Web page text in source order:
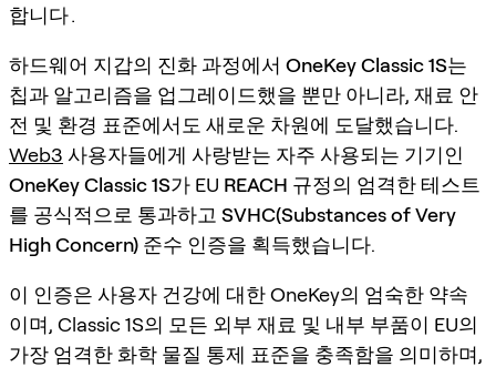
합니다.
하드웨어 지갑의 진화 과정에서 OneKey Classic 1S는
칩과 알고리즘을 업그레이드했을 뿐만 아니라, 재료 안
전 및 환경 표준에서도 새로운 차원에 도달했습니다.
Web3 사용자들에게 사랑받는 자주 사용되는 기기인
OneKey Classic 1S가 EU REACH 규정의 엄격한 테스트
를 공식적으로 통과하고 SVHC(Substances of Very
High Concern) 준수 인증을 획득했습니다.
이 인증은 사용자 건강에 대한 OneKey의 엄숙한 약속
이며, Classic 1S의 모든 외부 재료 및 내부 부품이 EU의
가장 엄격한 화학 물질 통제 표준을 충족함을 의미하며,